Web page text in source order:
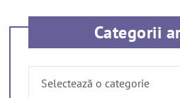
Categorii
Categorii
articole